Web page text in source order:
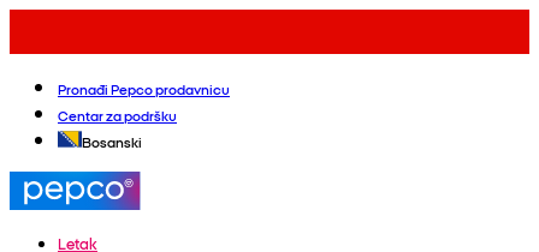
Pronađi Pepco prodavnicu
Centar za podršku
Bosanski
Letak